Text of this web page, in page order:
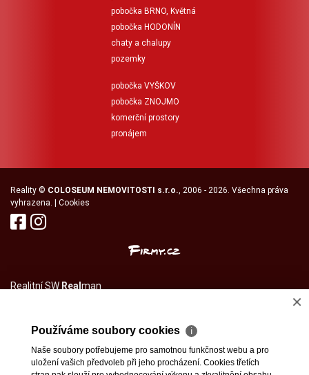
pobočka BRNO, Květná
pobočka HODONÍN
chaty a chalupy
pozemky
pobočka VYŠKOV
pobočka ZNOJMO
komerční prostory
pronájem
Reality © COLOSEUM NEMOVITOSTI s.r.o., 2006 - 2026. Všechna práva
vyhrazena. | Cookies
Realitní SW Real man
×
Používáme soubory cookies ℹ
Naše soubory potřebujeme pro samotnou funkčnost webu a pro
uložení vašich předvoleb při jeho procházení. Cookies třetích